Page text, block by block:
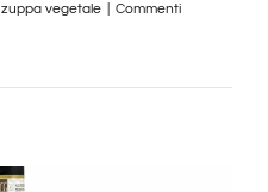
zuppa vegetale
Commenti